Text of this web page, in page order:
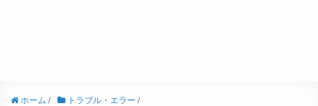
ホーム / トラブル・エラー /